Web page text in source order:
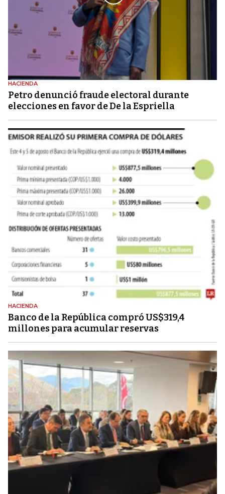
HACIENDA
Petro denunció fraude electoral durante
elecciones en favor de De la Espriella
HACIENDA
Banco de la República compró US$319,4
millones para acumular reservas